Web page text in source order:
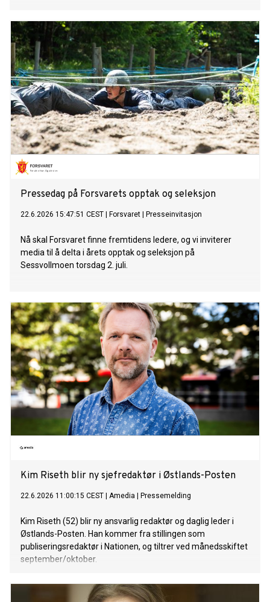
Pressedag på Forsvarets opptak og seleksjon
22.6.2026 15:47:51 CEST Forsvaret Presseinvitasjon
Nå skal Forsvaret finne fremtidens ledere, og vi inviterer
media til å delta i årets opptak og seleksjon på
Sessvollmoen torsdag 2. juli.
Kim Riseth blir ny sjefredaktør i Østlands-Posten
22.6.2026 11:00:15 CEST Amedia Pressemelding
Kim Riseth (52) blir ny ansvarlig redaktør og daglig leder i
Østlands-Posten. Han kommer fra stillingen som
publiseringsredaktør i Nationen, og tiltrer ved månedsskiftet
september/oktober.